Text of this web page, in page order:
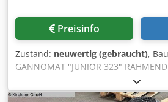
Preisinfo
Zustand: neuwertig (gebraucht),
GANNOMAT "JUNIOR 323"
LANGLOCHBOHRMASCHINE komplett
Standardausführung gemäß